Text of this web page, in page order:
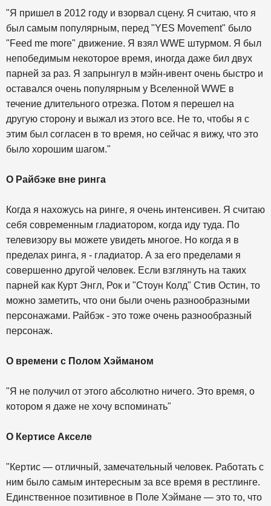
"Я пришел в 2012 году и взорвал сцену. Я считаю, что я
был самым популярным, перед "YES Movement" было
"Feed me more" движение. Я взял WWE штурмом. Я был
непобедимым некоторое время, иногда даже бил двух
парней за раз. Я запрынгул в мэйн-ивент очень быстро и
оставался очень популярным у Вселенной WWE в
течение длительного отрезка. Потом я перешел на
другую сторону и выжал из этого все. Не то, чтобы я с
этим был согласен в то время, но сейчас я вижу, что это
было хорошим шагом."
О Райбэке вне ринга
Когда я нахожусь на ринге, я очень интенсивен. Я считаю
себя современным гладиатором, когда иду туда. По
телевизору вы можете увидеть многое. Но когда я в
пределах ринга, я - гладиатор. А за его пределами я
совершенно другой человек. Если взглянуть на таких
парней как Курт Энгл, Рок и "Стоун Колд" Стив Остин, то
можно заметить, что они были очень разнообразными
персонажами. Райбэк - это тоже очень разнообразный
персонаж.
О времени с Полом Хэйманом
"Я не получил от этого абсолютно ничего. Это время, о
котором я даже не хочу вспоминать"
О Кертисе Акселе
"Кертис — отличный, замечательный человек. Работать с
ним было самым интересным за все время в рестлинге.
Единственное позитивное в Поле Хэймане — это то, что